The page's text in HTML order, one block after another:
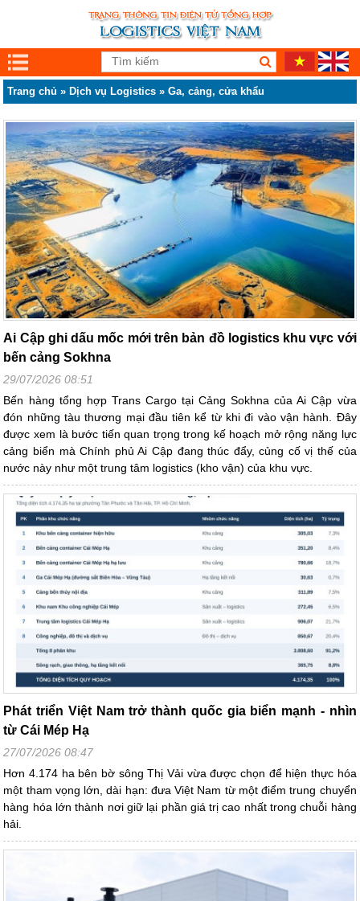
Trang chủ » Dịch vụ Logistics »Ga, cảng, cửa khẩu
Ai Cập ghi dấu mốc mới trên bản đồ logistics khu vực với
bến cảng Sokhna
29/07/2026 08:51
Bến hàng tổng hợp Trans Cargo tại Cảng Sokhna của Ai Cập vừa
đón những tàu thương mại đầu tiên kể từ khi đi vào vận hành. Đây
được xem là bước tiến quan trọng trong kế hoạch mở rộng năng lực
cảng biển mà Chính phủ Ai Cập đang thúc đẩy, củng cố vị thế của
nước này như một trung tâm logistics (kho vận) của khu vực.
Phát triển Việt Nam trở thành quốc gia biển mạnh - nhìn
từ Cái Mép Hạ
27/07/2026 08:47
Hơn 4.174 ha bên bờ sông Thị Vải vừa được chọn để hiện thực hóa
một tham vọng lớn, dài hạn: đưa Việt Nam từ một điểm trung chuyển
hàng hóa lớn thành nơi giữ lại phần giá trị cao nhất trong chuỗi hàng
hải.